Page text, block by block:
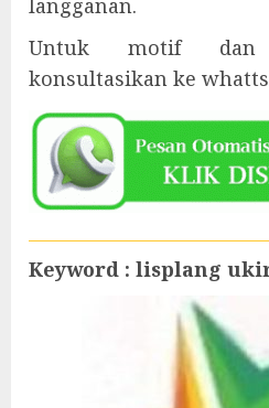
langganan.
Untuk motif dan
konsultasikan ke
Keyword : lisplang